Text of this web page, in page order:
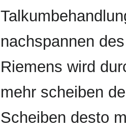
nachspannen
Riemens wird
mehr scheiben
Scheiben desto